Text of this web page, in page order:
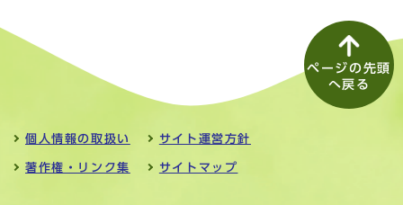
ページの先頭
へ戻る
個人情報の取扱い サイト運営方針
著作権・リンク集 サイトマップ